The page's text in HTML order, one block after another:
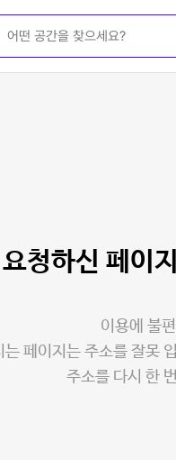
요청하신 페이
이용에 불
는 페이지는 주소를 잘못
주소를 다시 한